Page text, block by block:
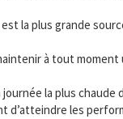
la plus grande
à tout
la plus chaude
d’atteindre les